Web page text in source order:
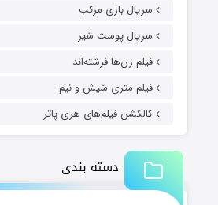
سریال بازی مرکب
سریال پوست شیر
فیلم زن‌ها فرشته‌اند
فیلم متری شیش و نیم
کالکشن فیلم‌های هری پاتر
دسته بندی